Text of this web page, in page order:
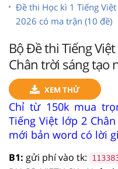
Đề thi Học kì 1 Tiếng
2026 có ma trận (10 đề)
Bộ Đề thi Tiếng
Chân trời sáng tạo
XEM THỬ
Chỉ từ 150k mua
Tiếng Việt lớp 2
mới bản word có lời
B1: gửi phí vào tk: